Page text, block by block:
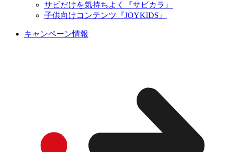
サビだけを気持ちよく『サビカラ』
子供向けコンテンツ『JOYKIDS』
キャンペーン情報